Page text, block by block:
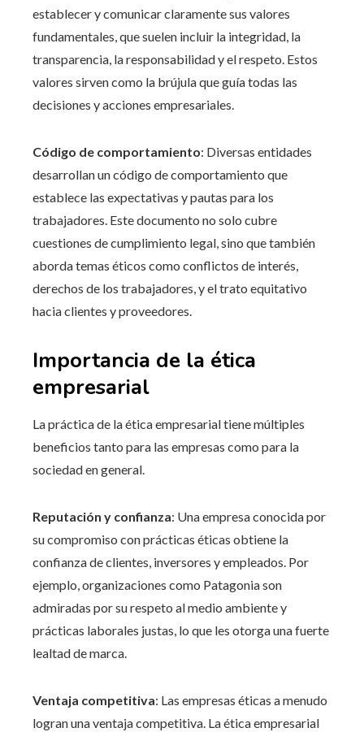
establecer y comunicar claramente sus valores
fundamentales, que suelen incluir la integridad, la
transparencia, la responsabilidad y el respeto. Estos
valores sirven como la brújula que guía todas las
decisiones y acciones empresariales.
Código de comportamiento: Diversas entidades
desarrollan un código de comportamiento que
establece las expectativas y pautas para los
trabajadores. Este documento no solo cubre
cuestiones de cumplimiento legal, sino que también
aborda temas éticos como conflictos de interés,
derechos de los trabajadores, y el trato equitativo
hacia clientes y proveedores.
Importancia de la ética
empresarial
La práctica de la ética empresarial tiene múltiples
beneficios tanto para las empresas como para la
sociedad en general.
Reputación y confianza: Una empresa conocida por
su compromiso con prácticas éticas obtiene la
confianza de clientes, inversores y empleados. Por
ejemplo, organizaciones como Patagonia son
admiradas por su respeto al medio ambiente y
prácticas laborales justas, lo que les otorga una fuerte
lealtad de marca.
Ventaja competitiva: Las empresas éticas a menudo
logran una ventaja competitiva. La ética empresarial